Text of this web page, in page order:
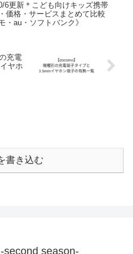
6更新＊こども向けキッズ携帯
価格・サービスまとめて比較
・au・ソフトバンク》
充電
ヤホ
書き込む
second season-